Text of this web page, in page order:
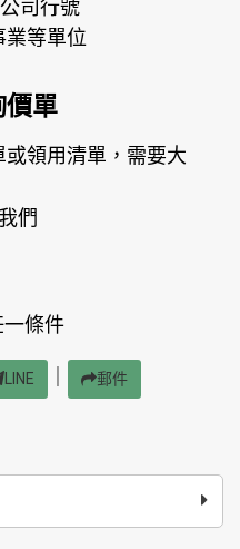
司行號
業等單位
價單
領用清單，需要大
們
條件
LINE 郵件